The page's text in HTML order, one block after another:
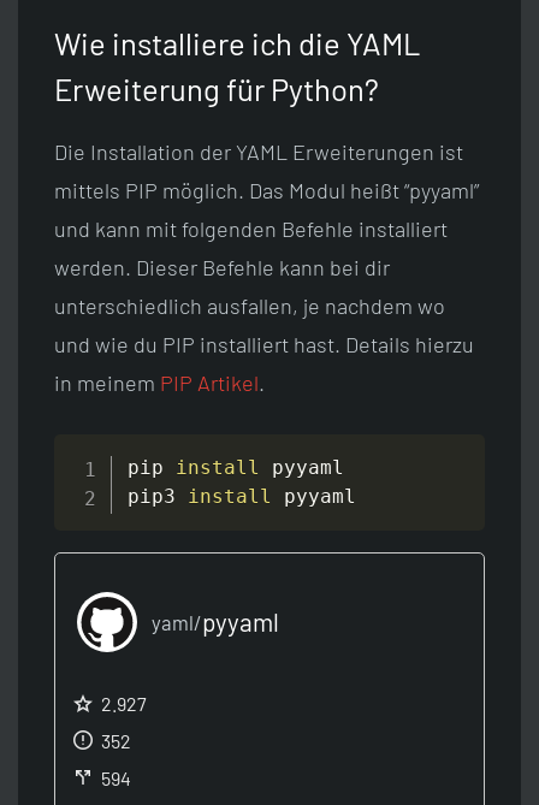
Wie installiere ich die YAML
Erweiterung für Python?
Die Installation der YAML Erweiterungen ist
mittels PIP möglich. Das Modul heißt “pyyaml”
und kann mit folgenden Befehle installiert
werden. Dieser Befehle kann bei dir
unterschiedlich ausfallen, je nachdem wo
und wie du PIP installiert hast. Details hierzu
in meinem PIP Artikel.
pip install pyyaml
pip3 install pyyaml
yaml/pyyaml
2.927
352
594